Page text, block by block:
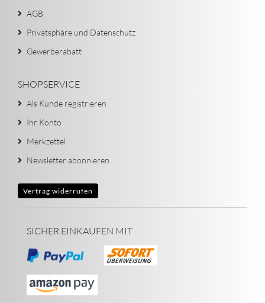
AGB
Privatsphäre und Datenschutz
Gewerberabatt
SHOPSERVICE
Als Kunde registrieren
Ihr Konto
Merkzettel
Newsletter abonnieren
Vertrag widerrufen
SICHER EINKAUFEN MIT